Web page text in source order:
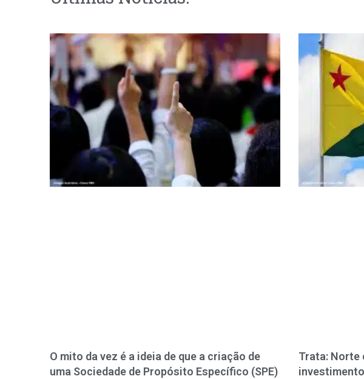
O mito da vez é a ideia de que a criação de
uma Sociedade de Propósito Específico (SPE)
Trata: Norte